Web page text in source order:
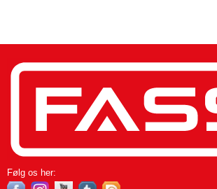
Følg os her​: